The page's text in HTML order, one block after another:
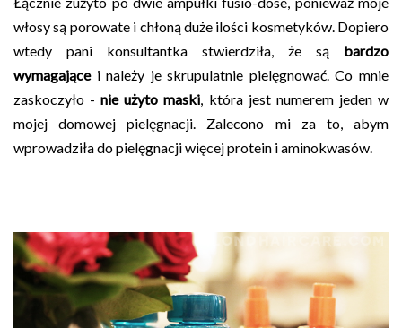
włosy są porowate i chłoną duże ilości kosmetyków. Dopiero
wtedy pani konsultantka stwierdziła, że są bardzo
wymagającei należy je skrupulatnie pielęgnować. Co mnie
zaskoczyło -nie użyto maski, która jest numerem jeden w
mojej domowej pielęgnacji. Zalecono mi za to, abym
wprowadziła do pielęgnacji więcej protein i aminokwasów.